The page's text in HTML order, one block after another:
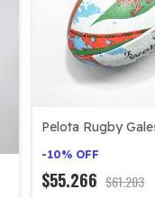
Pelota Rugby
-10% OFF
$55.266 $61.203